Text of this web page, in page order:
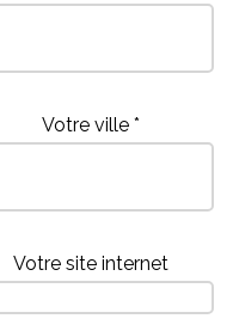
Votre ville *
Votre site internet